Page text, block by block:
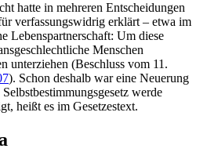
hatte in mehreren Entscheidungen
verfassungswidrig erklärt – etwa im
Lebenspartnerschaft: Um diese
Menschen
unterziehen (Beschluss vom 11.
). Schon deshalb war eine Neuerung
werde
heißt es im Gesetzestext.